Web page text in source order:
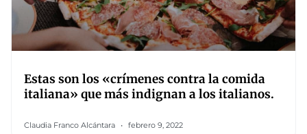
Estas son los «crímenes contra la comida
italiana» que más indignan a los italianos.
Claudia Franco Alcántara febrero 9, 2022